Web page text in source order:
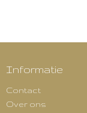
Informatie
Contact
Over ons